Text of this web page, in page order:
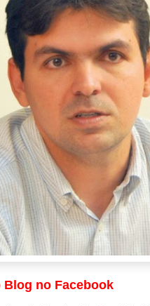
Blog no Facebook